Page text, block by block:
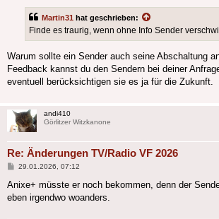
Martin31 hat geschrieben:
Finde es traurig, wenn ohne Info Sender
Warum sollte ein Sender auch seine Abschaltung
Feedback kannst du den Sendern bei deiner
eventuell berücksichtigen sie es ja für die Zukunft.
andi410
Görlitzer Witzkanone
Re: Änderungen TV/Radio VF 2026
Beitrag
29.01.2026, 07:12
Anixe+ müsste er noch bekommen, denn der
eben irgendwo woanders.